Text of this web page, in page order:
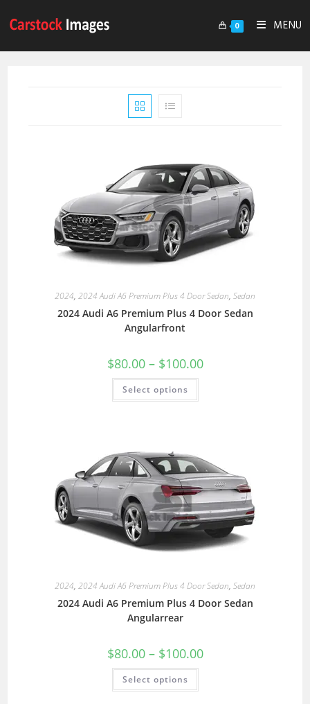
0 MENU
2024, 2024 Audi A6 Premium Plus 4 Door Sedan, Sedan
2024 Audi A6 Premium Plus 4 Door Sedan
Angularfront
$80.00 – $100.00
Select options
2024, 2024 Audi A6 Premium Plus 4 Door Sedan, Sedan
2024 Audi A6 Premium Plus 4 Door Sedan
Angularrear
$80.00 – $100.00
Select options